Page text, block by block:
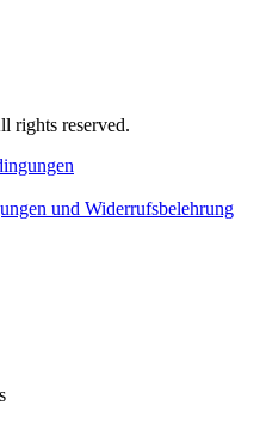
rights reserved.
und Widerrufsbelehrung